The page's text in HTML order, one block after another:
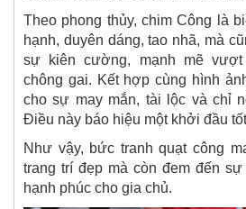
Theo phong thủy, chim Công là
hạnh, duyên dáng, tao nhã, mà
sự kiên cường, mạnh mẽ
chông gai. Kết hợp cùng hình
cho sự may mắn, tài lộc và chỉ
Điều này báo hiệu một khởi đầu
Như vậy, bức tranh quạt công
trang trí đẹp mà còn đem đến
hạnh phúc cho gia chủ.